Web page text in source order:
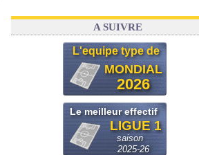
03/08 Real: le démenti de Leipzig pour Diomandé
A SUIVRE
L'equipe type de
MONDIAL
2026
Le meilleur effectif
LIGUE 1
saison
2025-26